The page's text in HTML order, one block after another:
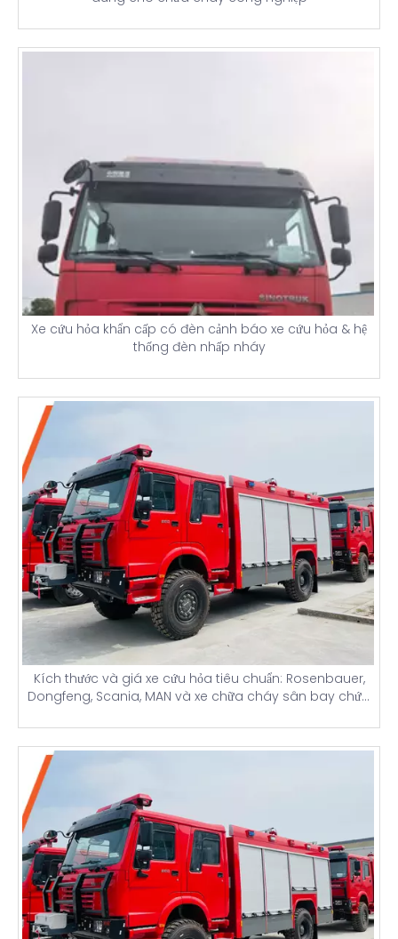
Xe cứu hỏa khẩn cấp có đèn cảnh báo xe cứu hỏa & hệ
thống đèn nhấp nháy
Kích thước và giá xe cứu hỏa tiêu chuẩn: Rosenbauer,
Dongfeng, Scania, MAN và xe chữa cháy sân bay chứa